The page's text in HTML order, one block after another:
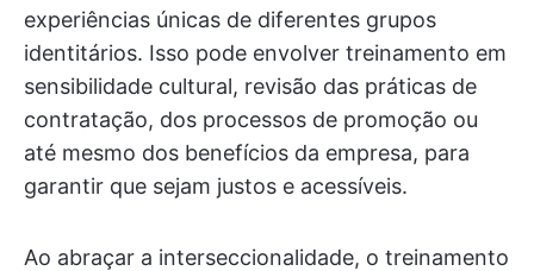
experiências únicas de diferentes grupos
identitários. Isso pode envolver treinamento em
sensibilidade cultural, revisão das práticas de
contratação, dos processos de promoção ou
até mesmo dos benefícios da empresa, para
garantir que sejam justos e acessíveis.
Ao abraçar a interseccionalidade, o treinamento